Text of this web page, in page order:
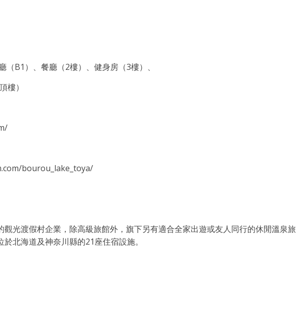
B1）、餐廳（2樓）、健身房（3樓）、
樓）
bourou_lake_toya/
觀光渡假村企業，除高級旅館外，旗下另有適合全家出遊或友人同行的休閒溫泉旅
北海道及神奈川縣的21座住宿設施。